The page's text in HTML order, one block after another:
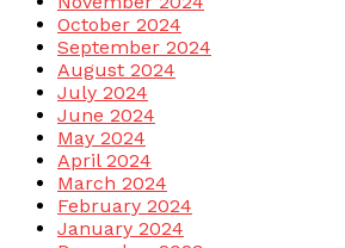
October 2024
September 2024
August 2024
July 2024
June 2024
May 2024
April 2024
March 2024
February 2024
January 2024